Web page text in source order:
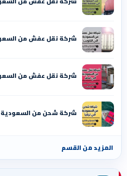
شركة نقل عفش من
شركة نقل عفش من
شركة شحن من السعودية
المزيد من القسم